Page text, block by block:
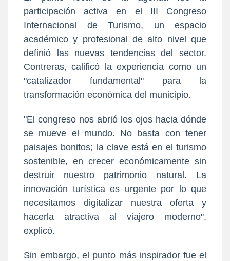
participación activa en el III Congreso
Internacional de Turismo, un espacio
académico y profesional de alto nivel que
definió las nuevas tendencias del sector.
Contreras, calificó la experiencia como un
"catalizador fundamental" para la
transformación económica del municipio.
"El congreso nos abrió los ojos hacia dónde
se mueve el mundo. No basta con tener
paisajes bonitos; la clave está en el turismo
sostenible, en crecer económicamente sin
destruir nuestro patrimonio natural. La
innovación turística es urgente por lo que
necesitamos digitalizar nuestra oferta y
hacerla atractiva al viajero moderno",
explicó.
Sin embargo, el punto más inspirador fue el